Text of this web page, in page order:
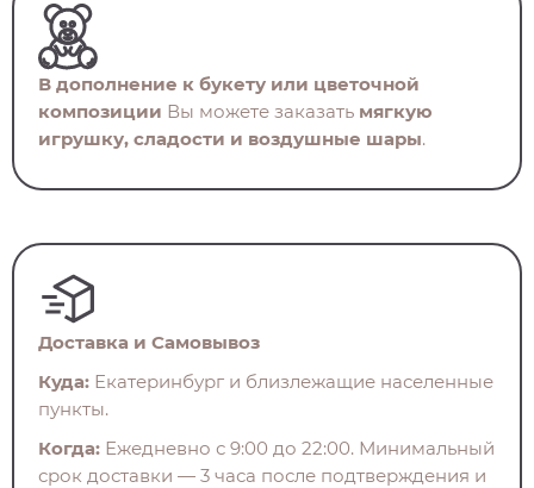
В дополнение к букету или цветочной
композиции Вы можете заказать мягкую
игрушку, сладости и воздушные шары.
Доставка и Самовывоз
Куда: Екатеринбург и близлежащие населенные
пункты.
Когда: Ежедневно с 9:00 до 22:00. Минимальный
срок доставки — 3 часа после подтверждения и